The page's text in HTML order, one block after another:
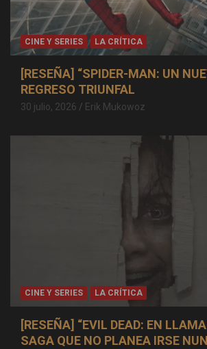
CINE Y SERIES LA CRÍTICA
[RESEÑA] “SPIDER-MAN: UN
REGRESO TRIUNFAL
30 julio, 2026 Erik Mukowoz
CINE Y SERIES LA CRÍTICA
[RESEÑA] “EVIL DEAD: EN
SAGA QUE NO PLANEA IRSE